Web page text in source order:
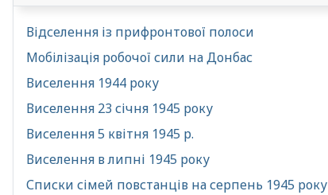
Відселення із прифронтової полоси
Мобілізація робочої сили на Донбас
Виселення 1944 року
Виселення 23 січня 1945 року
Виселення 5 квітня 1945 р.
Виселення в липні 1945 року
Списки сімей повстанців на серпень 1945 року